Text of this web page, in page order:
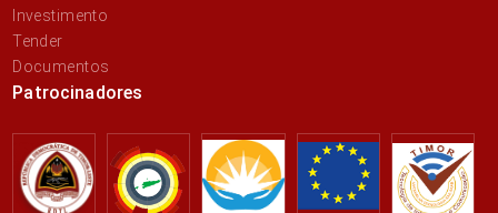
Investimento
Tender
Documentos
Patrocinadores